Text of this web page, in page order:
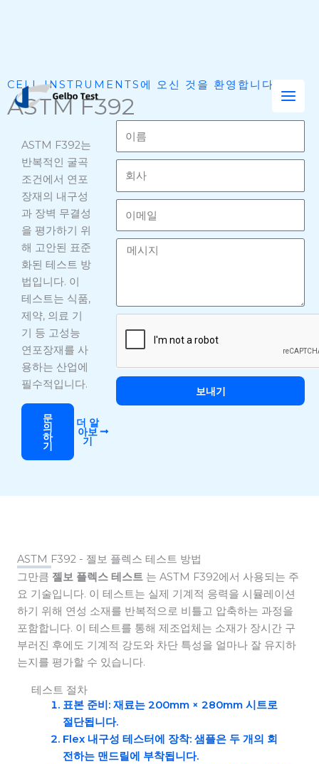
콘
츠
CELL INSTRUMENTS에 오신 것을 환영합니다
ASTM F392
ASTM F392는
반복적인 굴곡
조건에서 연포
장재의 내구성
과 장벽 무결성
을 평가하기 위
해 고안된 표준
화된 테스트 방
법입니다. 이
테스트는 식품,
제약, 의료 기
기 등 고성능
연포장재를 사
용하는 산업에
필수적입니다.
문
의
하
기
더 알
아보
기
일
보내기
ASTM F392 - 젤보 플렉스 테스트 방법
그만큼 젤보 플렉스 테스트 는 ASTM F392에서 사용되는 주
요 기술입니다. 이 테스트는 실제 기계적 응력을 시뮬레이션
하기 위해 연성 소재를 반복적으로 비틀고 압축하는 과정을
포함합니다. 이 테스트를 통해 제조업체는 소재가 장시간 구
부러진 후에도 기계적 강도와 차단 특성을 얼마나 잘 유지하
는지를 평가할 수 있습니다.
테스트 절차
표본 준비: 재료는 200mm × 280mm 시트로
절단됩니다.
Flex 내구성 테스터에 장착: 샘플은 두 개의 회
전하는 맨드릴에 부착됩니다.